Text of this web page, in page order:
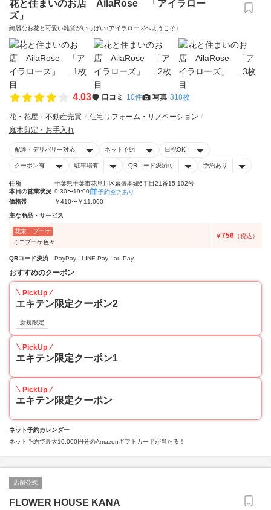
花と住まいのお店 AilaRose 「アイラロー
ズ」
綺麗なお花と可愛い雑貨がいっぱい♪アイラローズへようこそ♪
4.03 口コミ 10件 写真 318枚
花・花屋 不動産売買
住宅リフォーム・リノベーション
庭木剪定・お手入れ
配達・デリバリー対応 ネット予約 日祝OK
クーポン有 駐車場有 QRコード決済可 予約あり
住所
千葉県千葉市花見川区幕張本郷6丁目21番15-102号
本日の営業状況 9:30〜19:00
予約空きあり
価格帯
￥410〜￥11,000
主な商品・サービス
花束・ブーケ
ミニブーケ色々
￥756 （税込）
QRコード決済 PayPay LINE Pay au Pay
おすすめのクーポン
PickUp
エキテン限定クーポン2
新規限定
PickUp
エキテン限定クーポン1
PickUp
エキテン限定クーポン
ネット予約カレンダー
ネット予約で最大10,000円分のAmazonギフトカードが当たる！
店舗公式
FLOWER HOUSE KANA